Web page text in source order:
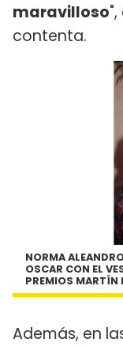
maravilloso
contenta.
NORMA
OSCAR CON EL
PREMIOS MARTÍN
Además, en